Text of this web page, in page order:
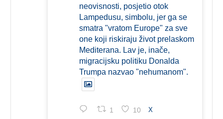
neovisnosti, posjetio otok
Lampedusu, simbolu, jer ga se
smatra "vratom Europe" za sve
one koji riskiraju život prelaskom
Mediterana. Lav je, inače,
migracijsku politiku Donalda
Trumpa nazvao "nehumanom".
1 10 X